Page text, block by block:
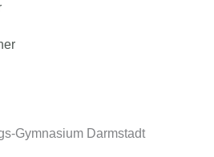
Gymnasium Darmstadt